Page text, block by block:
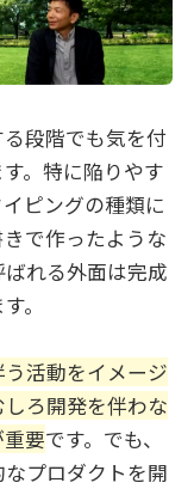
段階でも気を付
。特に陥りやす
ピングの種類に
で作ったような
れる外面は完成
。
活動をイメージ
ろ開発を伴わな
要です。でも、
プロダクトを開